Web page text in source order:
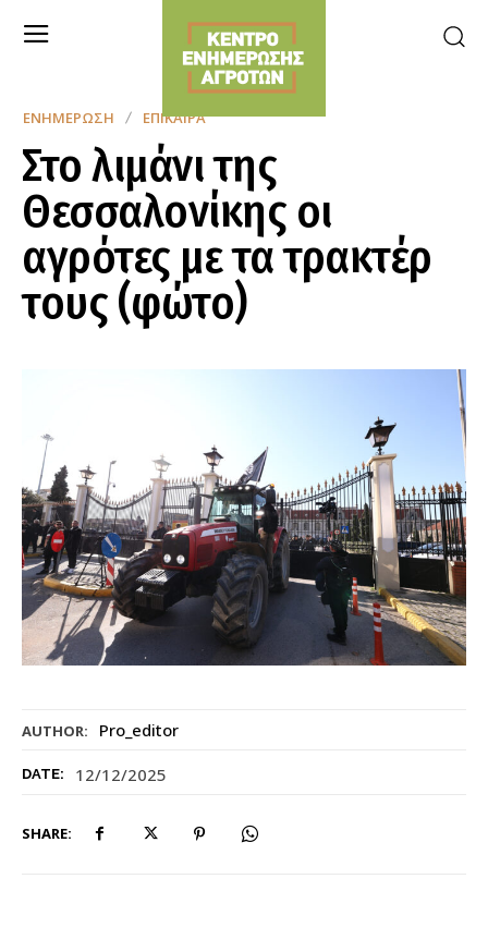
AUTHOR: Pro_editor
DATE: 12/12/2025
SHARE:
ΕΝΗΜΈΡΩΣΗ ΕΠΊΚΑΙΡΑ
Στο λιμάνι της
Θεσσαλονίκης οι
αγρότες με τα τρακτέρ
τους (φώτο)